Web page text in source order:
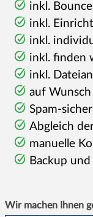
inkl.
inkl.
inkl.
inkl. finden
inkl.
auf
Spam-
Abgleich
manuelle
Backup
Wir machen Ihnen